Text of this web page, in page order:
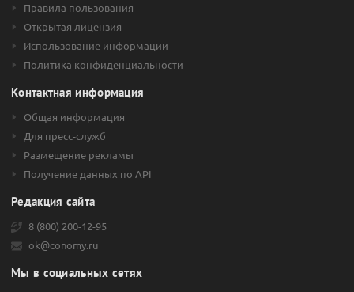
Правила пользования
Открытая лицензия
Использование информации
Политика конфиденциальности
Контактная информация
Общая информация
Для пресс-служб
Размещение рекламы
Получение данных по API
Редакция сайта
8 (800) 200-12-95
ok@conomy.ru
Мы в социальных сетях